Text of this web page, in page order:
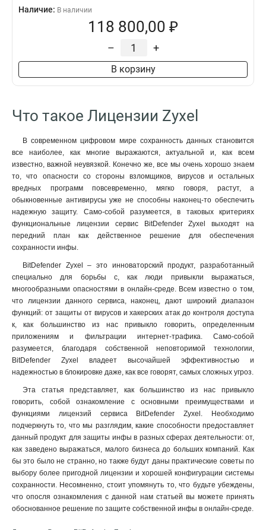
Наличие: В наличии
118 800,00 ₽
– +
В корзину
Что такое Лицензии Zyxel
В современном цифровом мире сохранность данных становится
все наиболее, как многие выражаются, актуальной и, как всем
известно, важной неувязкой. Конечно же, все мы очень хорошо знаем
то, что опасности со стороны взломщиков, вирусов и остальных
вредных программ повсевременно, мягко говоря, растут, а
обыкновенные антивирусы уже не способны наконец-то обеспечить
надежную защиту. Само-собой разумеется, в таковых критериях
функциональные лицензии сервис BitDefender Zyxel выходят на
передний план как действенное решение для обеспечения
сохранности инфы.
BitDefender Zyxel – это инноваторский продукт, разработанный
специально для борьбы с, как люди привыкли выражаться,
многообразными опасностями в онлайн-среде. Всем известно о том,
что лицензии данного сервиса, наконец, дают широкий диапазон
функций: от защиты от вирусов и хакерских атак до контроля доступа
к, как большинство из нас привыкло говорить, определенным
приложениям и фильтрации интернет-трафика. Само-собой
разумеется, благодаря собственной неповторимой технологии,
BitDefender Zyxel владеет высочайшей эффективностью и
надежностью в блокировке даже, как все говорят, самых сложных угроз.
Эта статья представляет, как большинство из нас привыкло
говорить, собой ознакомление с основными преимуществами и
функциями лицензий сервиса BitDefender Zyxel. Необходимо
подчеркнуть то, что мы разглядим, какие способности предоставляет
данный продукт для защиты инфы в разных сферах деятельности: от,
как заведено выражаться, малого бизнеса до больших компаний. Как
бы это было не странно, но также будут даны практические советы по
выбору более пригодной лицензии и хорошей конфигурации системы
сохранности. Несомненно, стоит упомянуть то, что будьте убеждены,
что опосля ознакомления с данной нам статьей вы можете принять
обоснованное решение по защите собственной инфы в онлайн-среде.